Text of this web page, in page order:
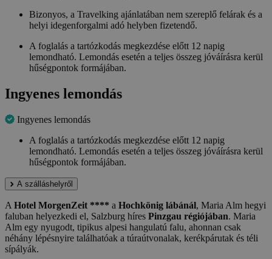
Bizonyos, a Travelking ajánlatában nem szereplő felárak és a
helyi idegenforgalmi adó helyben fizetendő.
A foglalás a tartózkodás megkezdése előtt 12 napig
lemondható. Lemondás esetén a teljes összeg jóváírásra kerül
hűségpontok formájában.
Ingyenes lemondás
Ingyenes lemondás
A foglalás a tartózkodás megkezdése előtt 12 napig
lemondható. Lemondás esetén a teljes összeg jóváírásra kerül
hűségpontok formájában.
A szálláshelyről
A Hotel MorgenZeit **** a Hochkönig lábánál, Maria Alm hegyi
faluban helyezkedi el, Salzburg híres Pinzgau régiójában. Maria
Alm egy nyugodt, tipikus alpesi hangulatú falu, ahonnan csak
néhány lépésnyire találhatóak a túraútvonalak, kerékpárutak és téli
sípályák.